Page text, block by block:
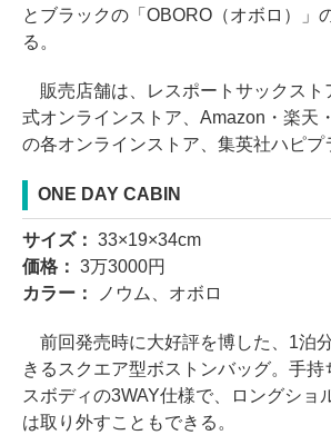
とブラックの「OBORO（オボロ）」
る。
販売店舗は、レスポートサックスト
式オンラインストア、Amazon・楽天
の各オンラインストア、集英社ハピプ
ONE DAY CABIN
サイズ： 33×19×34cm
価格： 3万3000円
カラー：
ノウム、オボロ
前回発売時に大好評を博した、1泊
きるスクエア型ボストンバッグ。手持
スボディの3WAY仕様で、ロングショ
は取り外すこともできる。